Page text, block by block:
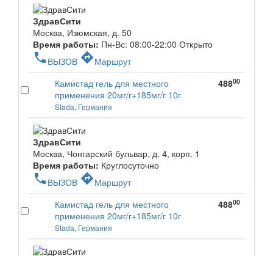
ЗдравСити
Москва, Изюмская, д. 50
Время работы: Пн-Вс: 08:00-22:00 Открыто
phone ВЫЗОВ directionsМаршрут
Камистад гель для местного
применения 20мг/г+185мг/г 10г
Stada, Германия
48800
ЗдравСити
Москва, Чонгарский бульвар, д. 4, корп. 1
Время работы: Круглосуточно
phone ВЫЗОВ directionsМаршрут
Камистад гель для местного
применения 20мг/г+185мг/г 10г
Stada, Германия
48800